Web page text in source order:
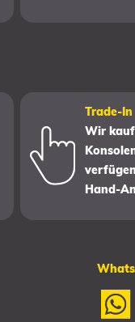
Trade-In
Wir
Hand-